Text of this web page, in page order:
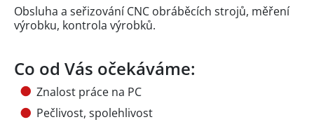
Obsluha a seřizování CNC obráběcích strojů, měření
výrobku, kontrola výrobků.
Co od Vás očekáváme:
Znalost práce na PC
Pečlivost, spolehlivost